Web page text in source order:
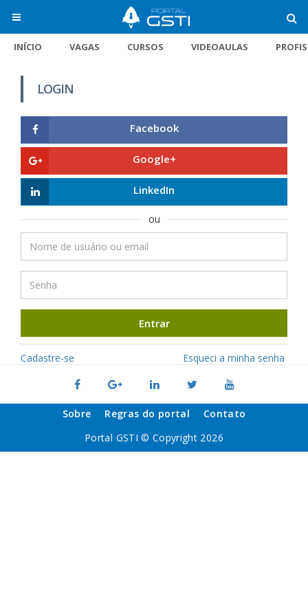
INÍCIO VAGAS CURSOS VIDEOAULAS
LOGIN
Facebook
Google+
LinkedIn
ou
Entrar
Cadastre-se Esqueci a minha senha
Sobre Regras do portal
Contato
Portal GSTI © Copyright 2026